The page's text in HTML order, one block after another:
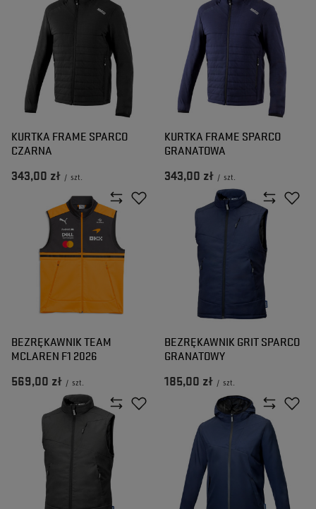
KURTKA FRAME SPARCO
CZARNA
343,00 zł / szt.
KURTKA FRAME SPARCO
GRANATOWA
343,00 zł / szt.
BEZRĘKAWNIK TEAM
MCLAREN F1 2026
569,00 zł / szt.
BEZRĘKAWNIK GRIT SPARCO
GRANATOWY
185,00 zł / szt.